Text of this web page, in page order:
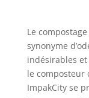
Le
synonyme
indésirables et
le composteur
ImpakCity se